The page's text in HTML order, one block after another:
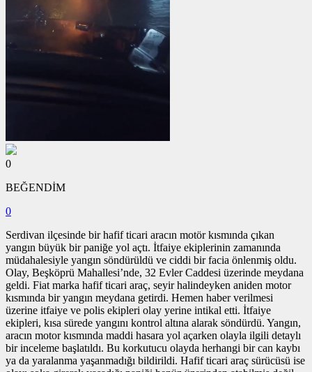
0
BEĞENDİM
0
Serdivan ilçesinde bir hafif ticari aracın motör kısmında çıkan
yangın büyük bir paniğe yol açtı. İtfaiye ekiplerinin zamanında
müdahalesiyle yangın söndürüldü ve ciddi bir facia önlenmiş oldu.
Olay, Beşköprü Mahallesi’nde, 32 Evler Caddesi üzerinde meydana
geldi. Fiat marka hafif ticari araç, seyir halindeyken aniden motor
kısmında bir yangın meydana getirdi. Hemen haber verilmesi
üzerine itfaiye ve polis ekipleri olay yerine intikal etti. İtfaiye
ekipleri, kısa sürede yangını kontrol altına alarak söndürdü. Yangın,
aracın motor kısmında maddi hasara yol açarken olayla ilgili detaylı
bir inceleme başlatıldı. Bu korkutucu olayda herhangi bir can kaybı
ya da yaralanma yaşanmadığı bildirildi. Hafif ticari araç sürücüsü ise